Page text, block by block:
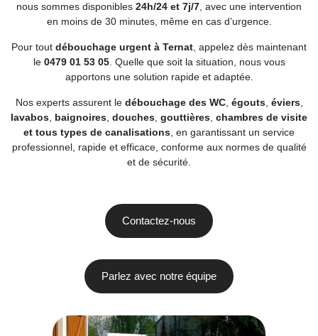
nous sommes disponibles 24h/24 et 7j/7, avec une intervention
en moins de 30 minutes, même en cas d’urgence.
Pour tout débouchage urgent à Ternat, appelez dès maintenant
le 0479 01 53 05. Quelle que soit la situation, nous vous
apportons une solution rapide et adaptée.
Nos experts assurent le débouchage des WC, égouts, éviers,
lavabos, baignoires, douches, gouttières, chambres de visite
et tous types de canalisations, en garantissant un service
professionnel, rapide et efficace, conforme aux normes de qualité
et de sécurité.
Contactez-nous
Parlez avec notre équipe